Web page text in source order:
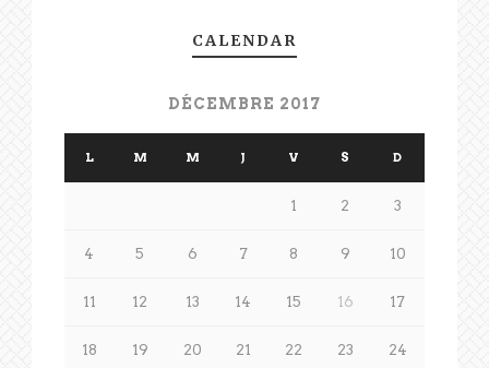
CALENDAR
DÉCEMBRE 2017
L M M J V S D
1 2 3
4 5 6 7 8 9 10
11 12 13 14 15 16 17
18 19 20 21 22 23 24